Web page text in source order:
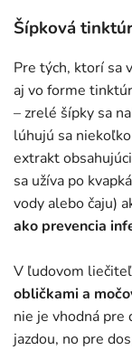
Šípková
Pre tých, ktorí sa
aj vo forme
– zrelé šípky sa
lúhujú sa
extrakt
sa užíva po
vody alebo čaju)
ako prevencia
V ľudovom
obličkami a
nie je vhodná pre
jazdou, no pre